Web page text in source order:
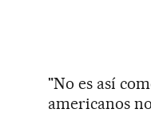
"No es así
americanos